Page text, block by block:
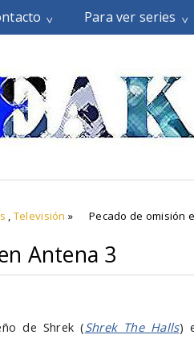
Para ver series
,Televisión » Pecado de omisión
Antena 3
de Shrek (Shrek The Halls)